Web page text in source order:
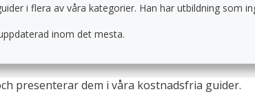
i flera av våra kategorier. Han har utbildning som
inom det mesta.
presenterar dem i våra kostnadsfria guider.